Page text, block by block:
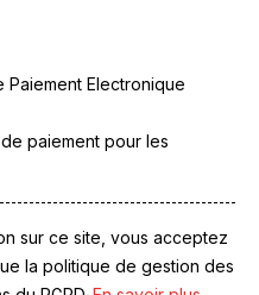
Paiement Electronique
paiement pour les
sur ce site, vous acceptez
la politique de gestion des